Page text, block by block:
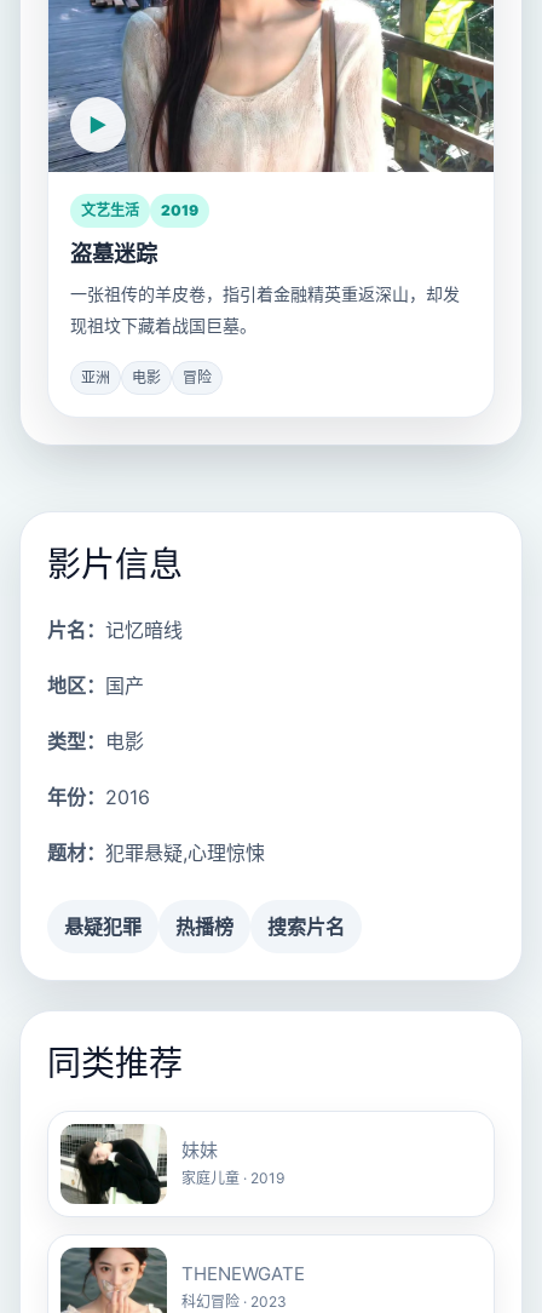
文艺生活 2019
盗墓迷踪
一张祖传的羊皮卷，指引着金融精英重返深山，却发
现祖坟下藏着战国巨墓。
亚洲 电影 冒险
影片信息
片名： 记忆暗线
地区： 国产
类型： 电影
年份： 2016
题材： 犯罪悬疑,心理惊悚
悬疑犯罪 热播榜 搜索片名
同类推荐
妹妹
家庭儿童 · 2019
THENEWGATE
科幻冒险 · 2023